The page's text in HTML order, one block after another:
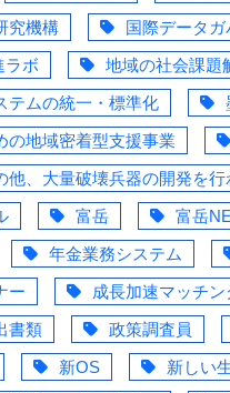
究機構
国際データ
ラボ
地域の社会課題
テムの統一・標準化
の地域密着型支援事業
他、大量破壊兵器の開発を
富岳
富岳
年金業務システム
ー
成長加速マッチ
書類
政策調査員
新OS
新しい